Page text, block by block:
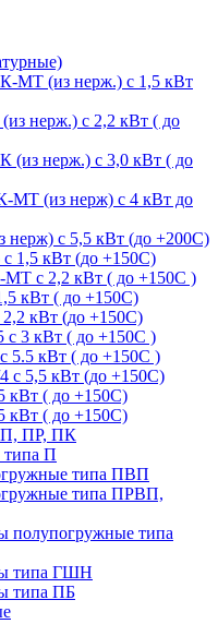
МТ (из нерж.) с 1,5 кВт
нерж.) с 2,2 кВт ( до
нерж.) с 3,0 кВт ( до
(из нерж) с 4 кВт до
нерж) с 5,5 кВт (до +200С)
1,5 кВт (до +150С)
с 2,2 кВт ( до +150С )
кВт ( до +150С)
кВт (до +150С)
3 кВт ( до +150С )
кВт ( до +150С )
5,5 кВт (до +150С)
кВт ( до +150С)
кВт ( до +150С)
П, ПР, ПК
типа П
типа ПВП
типа ПРВП,
полупогружные типа
типа ГШН
типа ПБ